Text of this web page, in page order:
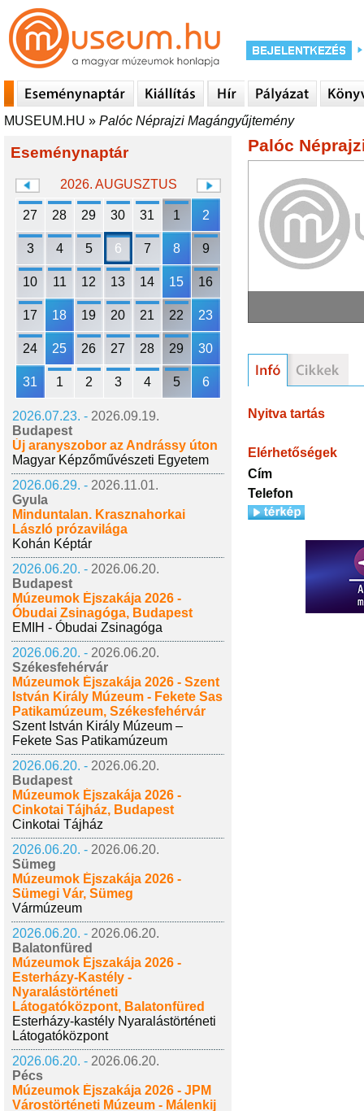
MUSEUM.HU » Palóc Néprajzi Magángyűjtemény
Eseménynaptár
2026. AUGUSZTUS
27 28 29 30 31 1 2
3 4 5 6 7 8 9
10 11 12 13 14 15 16
17 18 19 20 21 22 23
24 25 26 27 28 29 30
31 1 2 3 4 5 6
2026.07.23. - 2026.09.19.
Budapest
Új aranyszobor az Andrássy úton
Magyar Képzőművészeti Egyetem
2026.06.29. - 2026.11.01.
Gyula
Minduntalan. Krasznahorkai
László prózavilága
Kohán Képtár
2026.06.20. - 2026.06.20.
Budapest
Múzeumok Éjszakája 2026 -
Óbudai Zsinagóga, Budapest
EMIH - Óbudai Zsinagóga
2026.06.20. - 2026.06.20.
Székesfehérvár
Múzeumok Éjszakája 2026 - Szent
István Király Múzeum - Fekete Sas
Patikamúzeum, Székesfehérvár
Szent István Király Múzeum –
Fekete Sas Patikamúzeum
2026.06.20. - 2026.06.20.
Budapest
Múzeumok Éjszakája 2026 -
Cinkotai Tájház, Budapest
Cinkotai Tájház
2026.06.20. - 2026.06.20.
Sümeg
Múzeumok Éjszakája 2026 -
Sümegi Vár, Sümeg
Vármúzeum
2026.06.20. - 2026.06.20.
Balatonfüred
Múzeumok Éjszakája 2026 -
Esterházy-Kastély -
Nyaralástörténeti
Látogatóközpont, Balatonfüred
Esterházy-kastély Nyaralástörténeti
Látogatóközpont
2026.06.20. - 2026.06.20.
Pécs
Múzeumok Éjszakája 2026 - JPM
Várostörténeti Múzeum - Málenkij
Palóc
Nyitva tartás
Elérhetőségek
Cím
Telefon